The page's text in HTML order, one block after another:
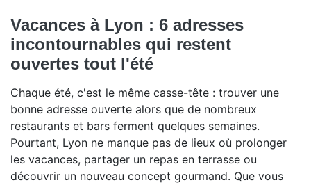
Vacances à Lyon : 6 adresses
incontournables qui restent
ouvertes tout l'été
Chaque été, c'est le même casse-tête : trouver une
bonne adresse ouverte alors que de nombreux
restaurants et bars ferment quelques semaines.
Pourtant, Lyon ne manque pas de lieux où prolonger
les vacances, partager un repas en terrasse ou
découvrir un nouveau concept gourmand. Que vous